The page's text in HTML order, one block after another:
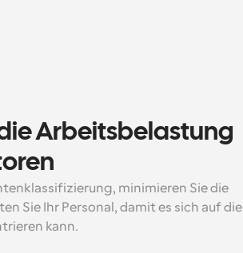
Arbeitsbelastung
minimieren Sie die
Sie Ihr Personal, damit es sich auf die
kann.